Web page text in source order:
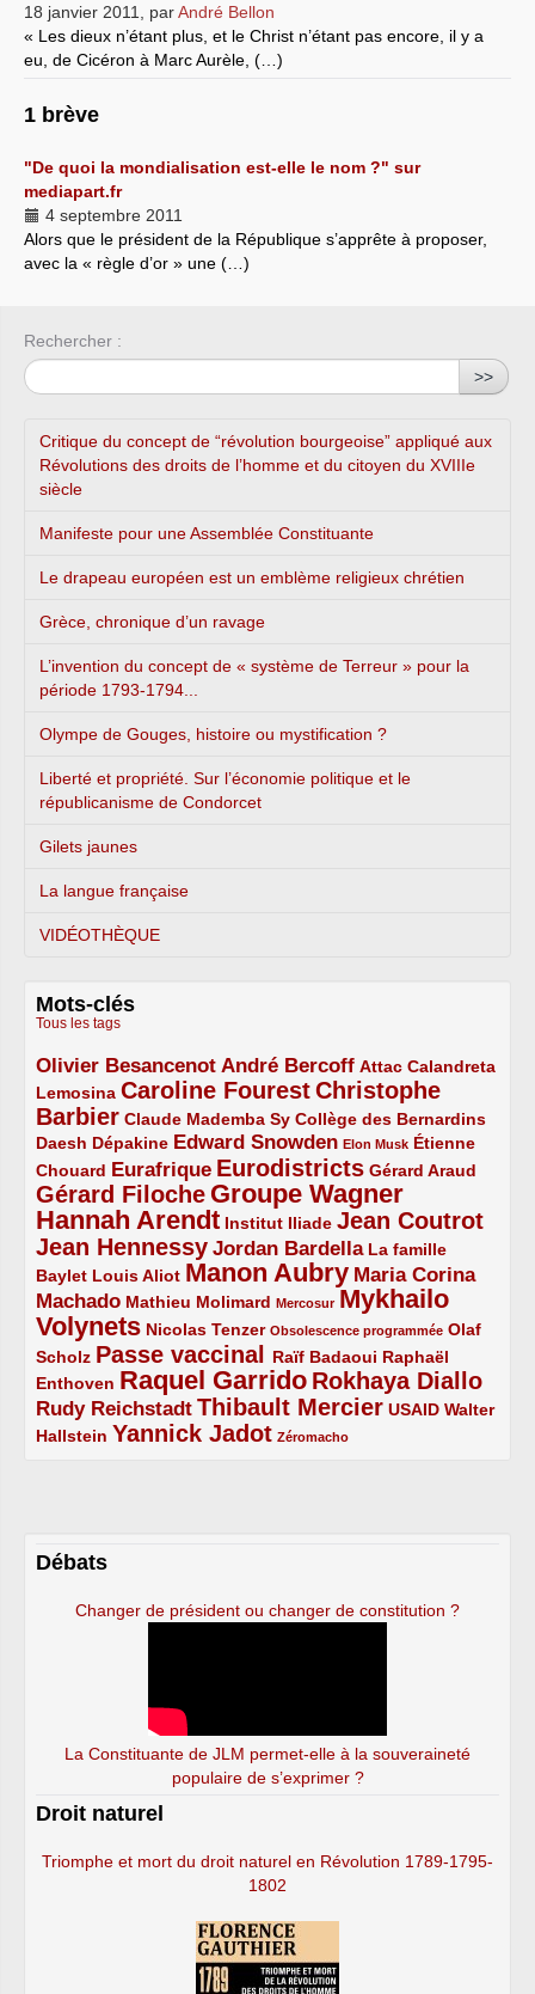
18 janvier 2011
parAndré Bellon
« Les dieux n’étant plus, et le Christ n’étant pas encore, il y a
eu, de Cicéron à Marc Aurèle, (…)
1 brève
"De quoi la mondialisation est-elle le nom ?" sur
mediapart.fr
4 septembre 2011
Alors que le président de la République s’apprête à proposer,
avec la « règle d’or » une (…)
Rechercher :
>>
Critique du concept de “révolution bourgeoise” appliqué aux
Révolutions des droits de l’homme et du citoyen du XVIIIe
siècle
Manifeste pour une Assemblée Constituante
Le drapeau européen est un emblème religieux chrétien
Grèce, chronique d’un ravage
L’invention du concept de « système de Terreur » pour la
période 1793-1794...
Olympe de Gouges, histoire ou mystification ?
Liberté et propriété. Sur l’économie politique et le
républicanisme de Condorcet
Gilets jaunes
La langue française
VIDÉOTHÈQUE
Mots-clés
Tous les tags
Olivier Besancenot
3/5 André Bercoff
3/5 Attac
2/5
Calandreta
Lemosina
2/5 Caroline Fourest
4/5
Christophe
Barbier
4/5 Claude Mademba Sy
2/5 Collège des Bernardins
2/5
Daesh
2/5 Dépakine
2/5 Edward Snowden
3/5 Elon Musk
1/5
Étienne
Chouard
2/5 Eurafrique
3/5 Eurodistricts
4/5 Gérard Araud
2/5
Gérard Filoche
4/5 Groupe Wagner
5/5
Hannah Arendt
5/5 Institut Iliade
2/5 Jean Coutrot
4/5
Jean Hennessy
4/5 Jordan Bardella
3/5
La famille
Baylet
2/5 Louis Aliot
2/5 Manon Aubry
5/5
Maria Corina
Machado
3/5 Mathieu Molimard
2/5 Mercosur
1/5
Mykhailo
Volynets
5/5 Nicolas Tenzer
2/5 Obsolescence programmée
1/5
Olaf
Scholz
2/5 Passe vaccinal
4/5 Raïf Badaoui
2/5
Raphaël
Enthoven
2/5 Raquel Garrido
5/5 Rokhaya Diallo
4/5
Rudy Reichstadt
3/5 Thibault Mercier
4/5 USAID
2/5
Walter
Hallstein
2/5 Yannick Jadot
4/5 Zéromacho
1/5
Débats
Changer de président ou changer de constitution ?
La Constituante de JLM permet-elle à la souveraineté
populaire de s’exprimer ?
Droit naturel
Triomphe et mort du droit naturel en Révolution 1789-1795-
1802